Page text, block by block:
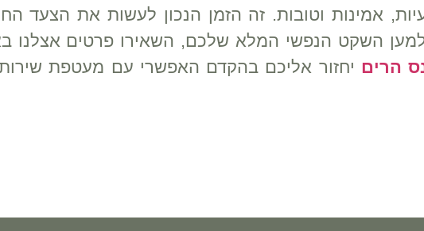
אמינות וטובות. זה הזמן הנכון לעשות את הצעד
השקט הנפשי המלא שלכם, השאירו פרטים אצלנו
הרים יחזור אליכם בהקדם האפשרי עם מעטפת